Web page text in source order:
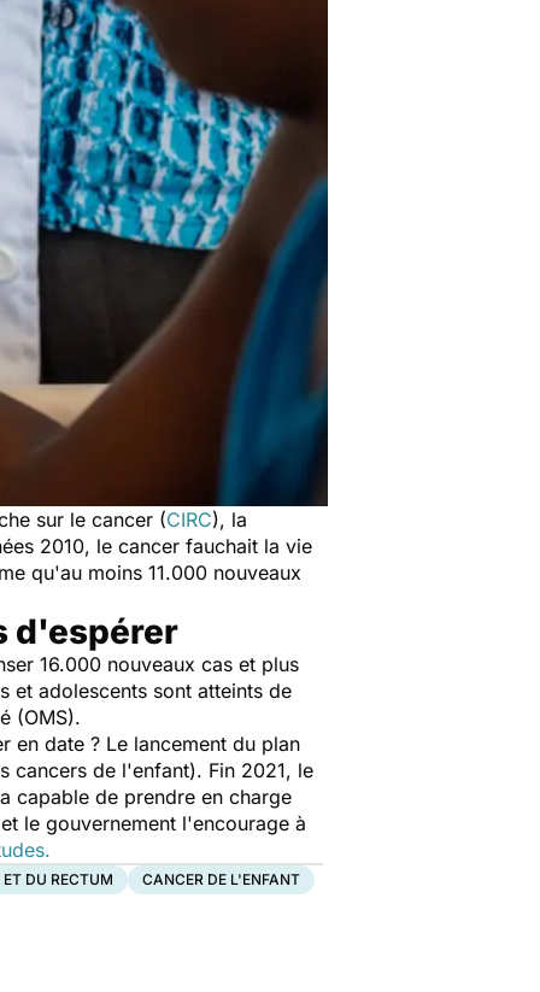
sur le cancer (CIRC), la
2010, le cancer fauchait la vie
qu'au moins 11.000 nouveaux
d'espérer
16.000 nouveaux cas et plus
et adolescents sont atteints de
(OMS).
en date ? Le lancement du plan
cancers de l'enfant). Fin 2021, le
capable de prendre en charge
le gouvernement l'encourage à
DU RECTUM
CANCER DE L'ENFANT